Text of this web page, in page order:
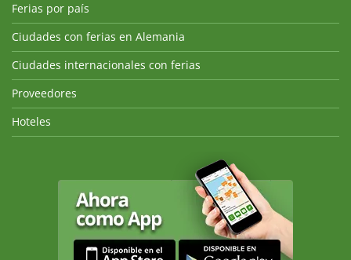
Ferias por país
Ciudades con ferias en Alemania
Ciudades internacionales con ferias
Proveedores
Hoteles